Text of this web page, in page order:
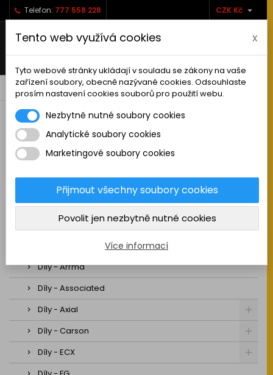
Telefon: 777 558 228 CZK Kč 
   shopping_cart0
RC AUTA
Sestavená auta elektro
Stavebnice aut elektro
Auta na spalovací motor
Náhradní díly
Díly - Arrma
Díly - Associated
Díly - Axial
Díly - Carson
Díly - ECX
Tento web využívá cookies x
Tyto webové stránky ukládají v souladu se zákony na vaše
zařízení soubory, obecně nazývané cookies. Odsouhlaste
prosím nastavení cookies souborů pro použití webu.
Nezbytně nutné soubory cookies
Analytické soubory cookies
Marketingové soubory cookies
Přijmout všechny soubory cookies
Povolit jen nezbytně nutné cookies
Více informací